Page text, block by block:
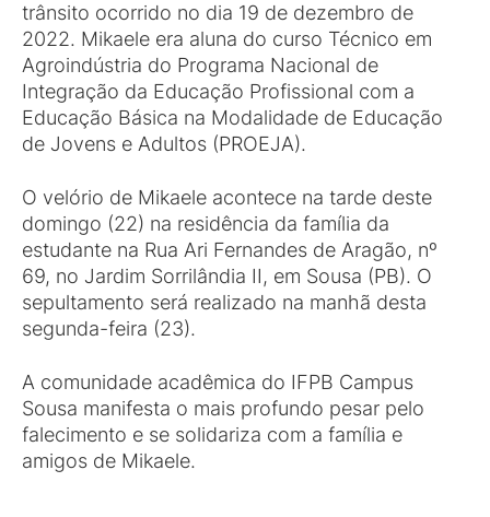
trânsito ocorrido no dia 19 de dezembro de
2022. Mikaele era aluna do curso Técnico em
Agroindústria do Programa Nacional de
Integração da Educação Profissional com a
Educação Básica na Modalidade de Educação
de Jovens e Adultos (PROEJA).
O velório de Mikaele acontece na tarde deste
domingo (22) na residência da família da
estudante na Rua Ari Fernandes de Aragão, nº
69, no Jardim Sorrilândia II, em Sousa (PB). O
sepultamento será realizado na manhã desta
segunda-feira (23).
A comunidade acadêmica do IFPB Campus
Sousa manifesta o mais profundo pesar pelo
falecimento e se solidariza com a família e
amigos de Mikaele.